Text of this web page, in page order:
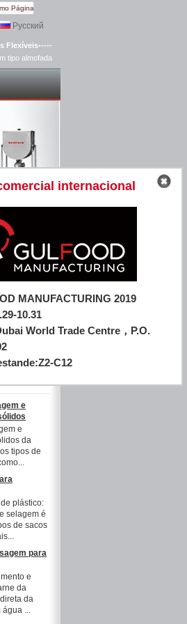
Página
Русский
Flexíveis-----
tipo almofada
internacional
MANUFACTURING 2019
10.31
World Trade Centre，P.O.
Z2-C12
de
e
e
da
tipos de
plástico:
selagem é
de sacos
para
e
da
da
água ...